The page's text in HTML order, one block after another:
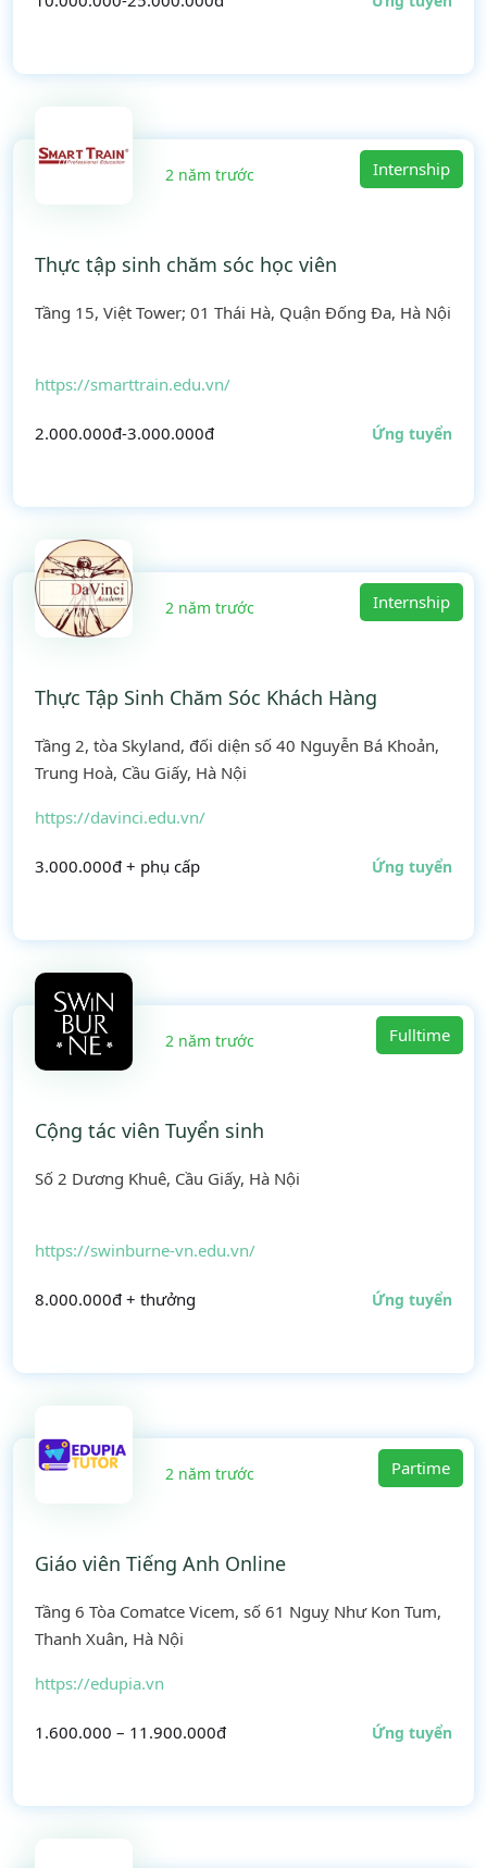
2 năm trước Internship
Thực tập sinh chăm sóc học viên
Tầng 15, Việt Tower; 01 Thái Hà, Quận Đống Đa, Hà Nội
https://smarttrain.edu.vn/
2.000.000đ-3.000.000đ Ứng tuyển
2 năm trước Internship
Thực Tập Sinh Chăm Sóc Khách Hàng
Tầng 2, tòa Skyland, đối diện số 40 Nguyễn Bá Khoản,
Trung Hoà, Cầu Giấy, Hà Nội
https://davinci.edu.vn/
3.000.000đ + phụ cấp Ứng tuyển
2 năm trước Fulltime
Cộng tác viên Tuyển sinh
Số 2 Dương Khuê, Cầu Giấy, Hà Nội
https://swinburne-vn.edu.vn/
8.000.000đ + thưởng Ứng tuyển
2 năm trước Partime
Giáo viên Tiếng Anh Online
Tầng 6 Tòa Comatce Vicem, số 61 Nguỵ Như Kon Tum,
Thanh Xuân, Hà Nội
https://edupia.vn
1.600.000 – 11.900.000đ Ứng tuyển